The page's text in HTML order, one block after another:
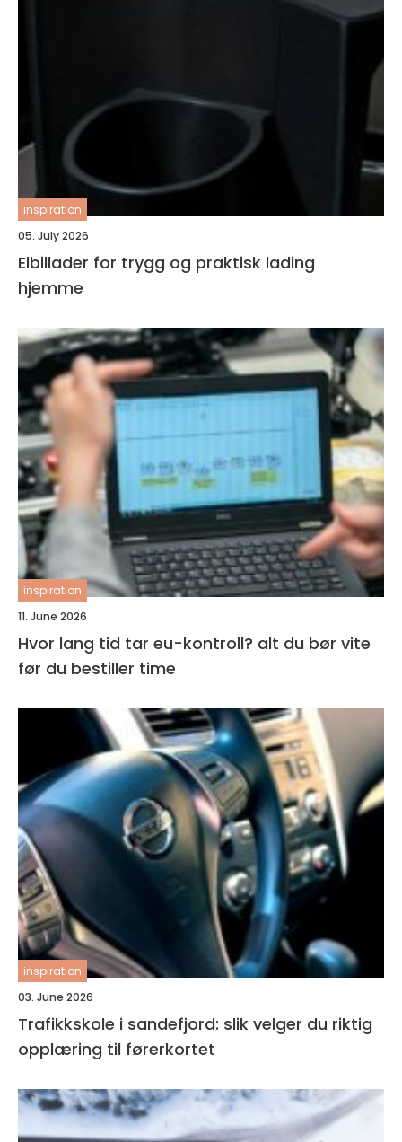
inspiration
05. July 2026
Elbillader for trygg og praktisk lading
hjemme
inspiration
11. June 2026
Hvor lang tid tar eu-kontroll? alt du bør vite
før du bestiller time
inspiration
03. June 2026
Trafikkskole i sandefjord: slik velger du riktig
opplæring til førerkortet